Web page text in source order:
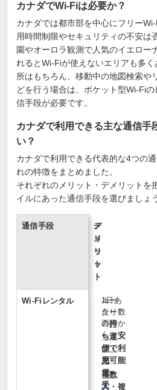
カナダでWi-Fiは必要か？
カナダでは都市部を中心にフリー
用時間制限やセキュリティの不安は
園やオーロラ観測で人気のイエロー
れるとWi-Fiが使えないエリアも多
所はもちろん、移動中の地図検索や
どを行う場合は、ポケット型Wi-Fi
信手段が必要です。
カナダで利用できる主な通信手
い？
カナダで利用できる代表的な4つの
れの特徴をまとめました。
それぞれのメリット・デメリットを
イルにあった通信手段を選びましょ
通信手段
メ
リ
ッ
ト
デ
メ
リ
ッ
ト
Wi‑Fiレンタル
1日あ
たり数
百円か
らと安
価で利
用可能
複数
人・複
ルー
ター
の持
ち運
び・
充
電・
受